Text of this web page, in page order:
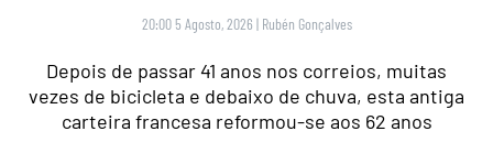
20:00 5 Agosto, 2026 | Rubén Gonçalves
Depois de passar 41 anos nos correios, muitas
vezes de bicicleta e debaixo de chuva, esta antiga
carteira francesa reformou-se aos 62 anos